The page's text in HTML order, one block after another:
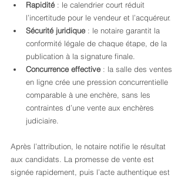
Rapidité : le calendrier court réduit
l’incertitude pour le vendeur et l’acquéreur.
Sécurité juridique : le notaire garantit la
conformité légale de chaque étape, de la
publication à la signature finale.
Concurrence effective : la salle des ventes
en ligne crée une pression concurrentielle
comparable à une enchère, sans les
contraintes d’une vente aux enchères
judiciaire.
Après l’attribution, le notaire notifie le résultat
aux candidats. La promesse de vente est
signée rapidement, puis l’acte authentique est